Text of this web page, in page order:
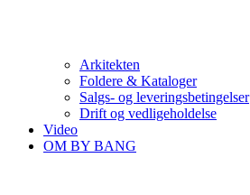
Arkitekten
Foldere & Kataloger
Salgs- og leveringsbetingelser
Drift og vedligeholdelse
Video
OM BY BANG